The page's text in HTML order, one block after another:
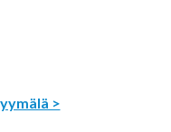
>